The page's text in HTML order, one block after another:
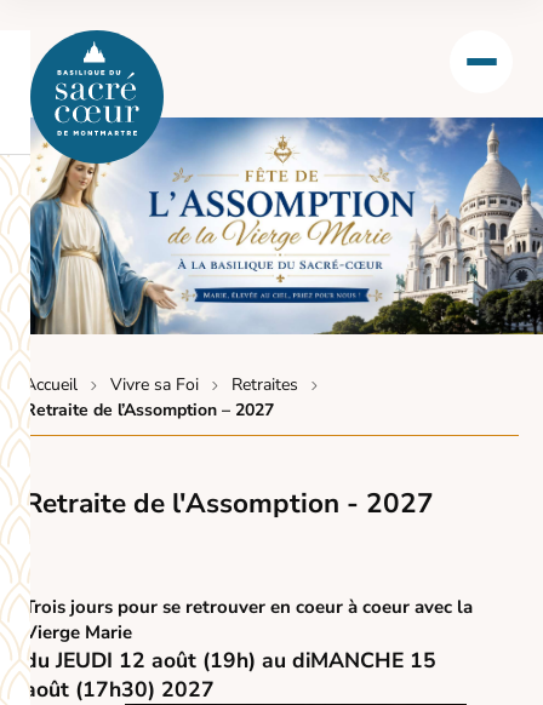
Accueil Vivre sa Foi
Retraites
Retraite de l’Assomption – 2027
Retraite de l'Assomption - 2027
Trois jours pour se retrouver en coeur à coeur avec la
Vierge Marie
du JEUDI 12 août (19h) au diMANCHE 15
août (17h30) 2027